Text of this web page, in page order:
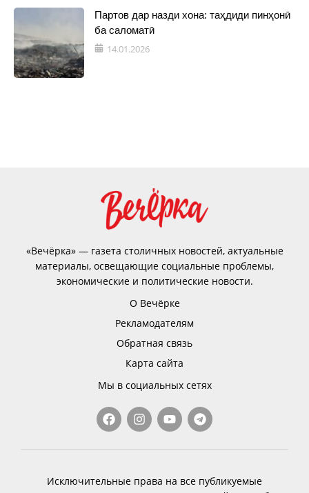
Партов дар назди хона: таҳдиди пинҳонӣ
ба саломатӣ
14.01.2026
«Вечёрка» — газета столичных новостей, актуальные
материалы, освещающие социальные проблемы,
экономические и политические новости.
О Вечёрке
Рекламодателям
Обратная связь
Карта сайта
Мы в социальных сетях
Исключительные права на все публикуемые